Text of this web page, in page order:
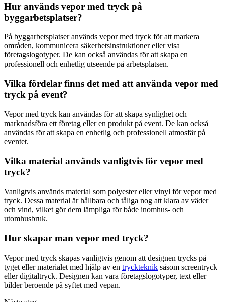
Hur används vepor med tryck på
byggarbetsplatser?
På byggarbetsplatser används vepor med tryck för att markera
områden, kommunicera säkerhetsinstruktioner eller visa
företagslogotyper. De kan också användas för att skapa en
professionell och enhetlig utseende på arbetsplatsen.
Vilka fördelar finns det med att använda vepor med
tryck på event?
Vepor med tryck kan användas för att skapa synlighet och
marknadsföra ett företag eller en produkt på event. De kan också
användas för att skapa en enhetlig och professionell atmosfär på
eventet.
Vilka material används vanligtvis för vepor med
tryck?
Vanligtvis används material som polyester eller vinyl för vepor med
tryck. Dessa material är hållbara och tåliga nog att klara av väder
och vind, vilket gör dem lämpliga för både inomhus- och
utomhusbruk.
Hur skapar man vepor med tryck?
Vepor med tryck skapas vanligtvis genom att designen trycks på
tyget eller materialet med hjälp av en tryckteknik såsom screentryck
eller digitaltryck. Designen kan vara företagslogotyper, text eller
bilder beroende på syftet med vepan.